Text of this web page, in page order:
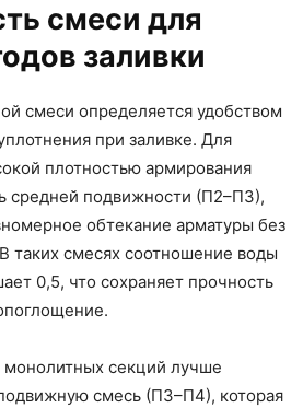
смеси для
заливки
смеси определяется удобством
при заливке. Для
плотностью армирования
средней подвижности (П2–П3),
обтекание арматуры без
таких смесях соотношение воды
0,5, что сохраняет прочность
монолитных секций лучше
смесь (П3–П4), которая